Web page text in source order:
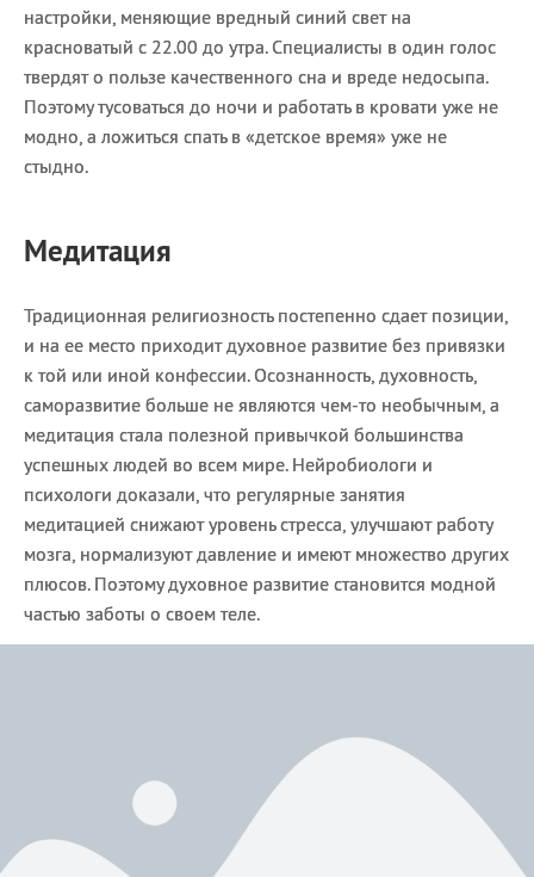
настройки, меняющие вредный синий свет на
красноватый с 22.00 до утра. Специалисты в один голос
твердят о пользе качественного сна и вреде недосыпа.
Поэтому тусоваться до ночи и работать в кровати уже не
модно, а ложиться спать в «детское время» уже не
стыдно.
Медитация
Традиционная религиозность постепенно сдает позиции,
и на ее место приходит духовное развитие без привязки
к той или иной конфессии. Осознанность, духовность,
саморазвитие больше не являются чем-то необычным, а
медитация стала полезной привычкой большинства
успешных людей во всем мире. Нейробиологи и
психологи доказали, что регулярные занятия
медитацией снижают уровень стресса, улучшают работу
мозга, нормализуют давление и имеют множество других
плюсов. Поэтому духовное развитие становится модной
частью заботы о своем теле.